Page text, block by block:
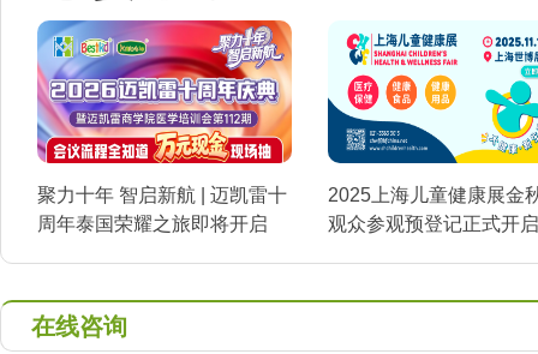
聚力十年 智启新航 | 迈凯雷十
周年泰国荣耀之旅即将开启
2025上海儿童健康展金
观众参观预登记正式开
在线咨询